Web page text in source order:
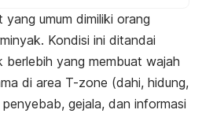
umum dimiliki orang
Kondisi ini ditandai
berlebih yang membuat wajah
di area T-zone (dahi, hidung,
gejala, dan informasi